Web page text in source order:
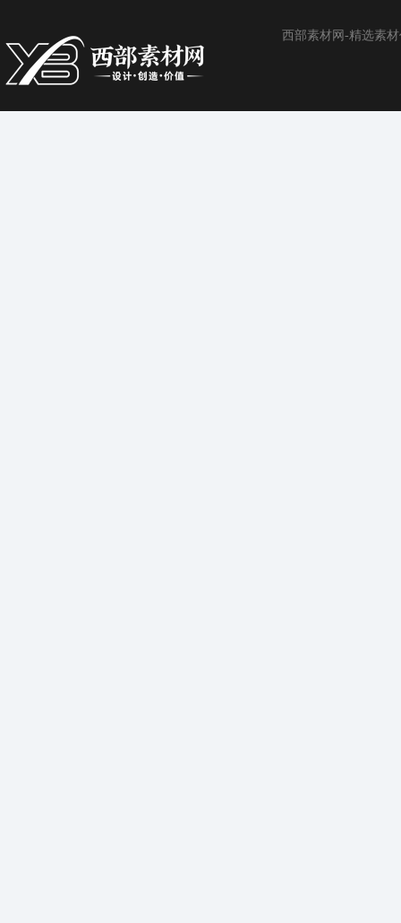
西部素材网-精选素